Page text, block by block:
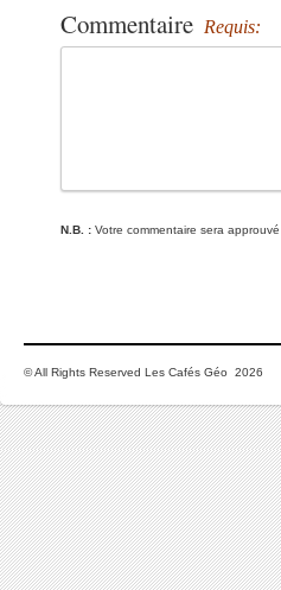
Commentaire Requis:
N.B. : Votre commentaire sera
© All Rights Reserved Les Cafés Géo 2026